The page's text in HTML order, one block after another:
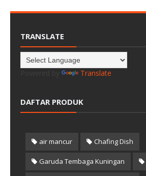
TRANSLATE
Translate
DAFTAR PRODUK
air mancur Chafing Dish
Garuda Tembaga Kuningan